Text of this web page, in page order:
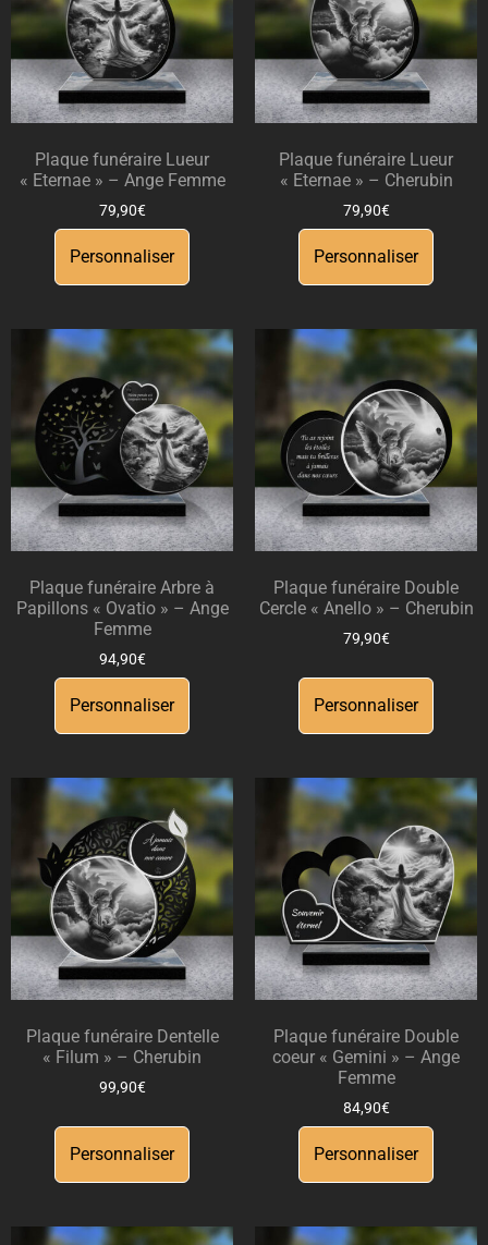
Plaque funéraire Lueur
« Eternae » – Ange Femme
79,90€
Personnaliser
Plaque funéraire Lueur
« Eternae » – Cherubin
79,90€
Personnaliser
Plaque funéraire Arbre à
Papillons « Ovatio » – Ange
Femme
94,90€
Personnaliser
Plaque funéraire Double
Cercle « Anello » – Cherubin
79,90€
Personnaliser
Plaque funéraire Dentelle
« Filum » – Cherubin
99,90€
Personnaliser
Plaque funéraire Double
coeur « Gemini » – Ange
Femme
84,90€
Personnaliser